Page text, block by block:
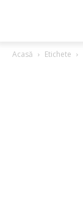
Acasă Etichete